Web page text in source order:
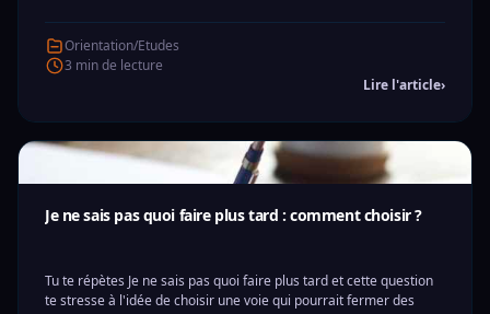
Orientation/Etudes
3 min de lecture
Lire l'article›
Je ne sais pas quoi faire plus tard : comment choisir ?
Tu te répètes Je ne sais pas quoi faire plus tard et cette question
te stresse à l'idée de choisir une voie qui pourrait fermer des